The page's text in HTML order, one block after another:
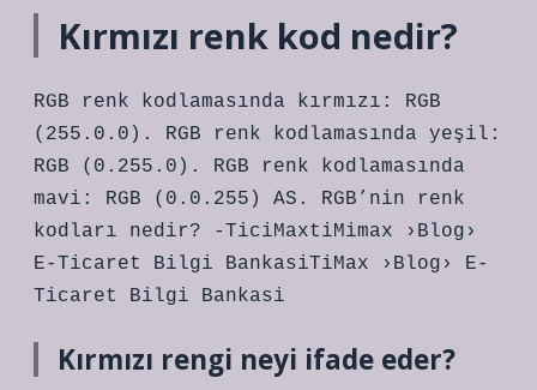
Kırmızı renk kod nedir?
RGB renk kodlamasında kırmızı: RGB
(255.0.0). RGB renk kodlamasında yeşil:
RGB (0.255.0). RGB renk kodlamasında
mavi: RGB (0.0.255) AS. RGB’nin renk
kodları nedir? -TiciMaxtiMimax ›Blog›
E-Ticaret Bilgi BankasiTiMax ›Blog› E-
Ticaret Bilgi Bankasi
Kırmızı rengi neyi ifade eder?